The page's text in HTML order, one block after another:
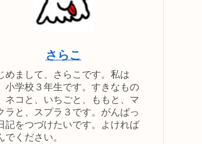
さらこ
めまして、さらこです。私は
小学校３年生です。すきなもの
ネコと、いちごと、ももと、マ
ラと、スプラ３です。がんばっ
記をつづけたいです。よければ
でください。